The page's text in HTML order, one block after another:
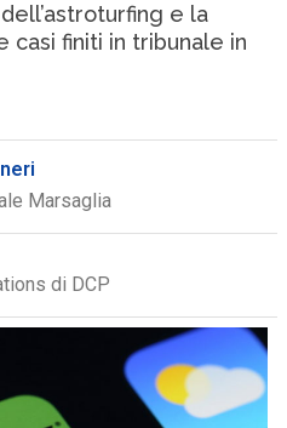
e la
casi finiti in tribunale in
Marsaglia
di DCP